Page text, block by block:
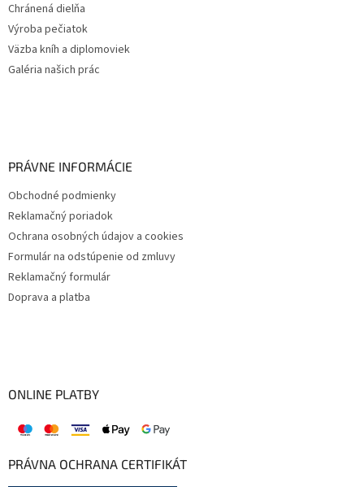
Chránená dielňa
Výroba pečiatok
Väzba kníh a diplomoviek
Galéria našich prác
PRÁVNE INFORMÁCIE
Obchodné podmienky
Reklamačný poriadok
Ochrana osobných údajov a cookies
Formulár na odstúpenie od zmluvy
Reklamačný formulár
Doprava a platba
ONLINE PLATBY
PRÁVNA OCHRANA CERTIFIKÁT